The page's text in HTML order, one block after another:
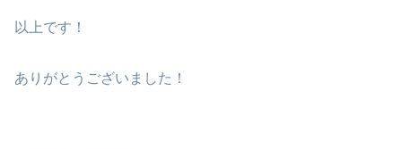
以上です！
ありがとうございました！